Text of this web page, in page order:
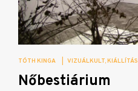
TÓTH KINGA VIZUÁLKULT KIÁLLÍTÁS
Nőbestiárium